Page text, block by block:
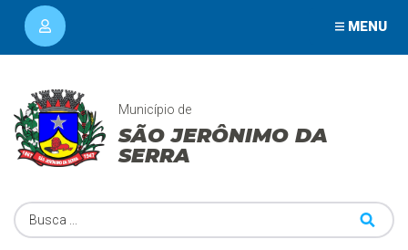
MENU
Município de
SÃO JERÔNIMO DA
SERRA